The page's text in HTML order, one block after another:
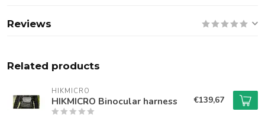
Reviews
Related products
HIKMICRO
HIKMICRO Binocular harness €139,67